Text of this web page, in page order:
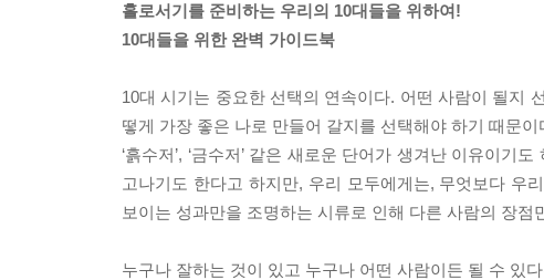
홀로서기를 준비하는 우리의 10대들을 위하여!
10대들을 위한 완벽 가이드북
10대 시기는 중요한 선택의 연속이다. 어떤 사람이 될지
떻게 가장 좋은 나로 만들어 갈지를 선택해야 하기 때문
‘흙수저’, ‘금수저’ 같은 새로운 단어가 생겨난 이유이
고나기도 한다고 하지만, 우리 모두에게는, 무엇보다 우
보이는 성과만을 조명하는 시류로 인해 다른 사람의 장
누구나 잘하는 것이 있고 누구나 어떤 사람이든 될 수 있